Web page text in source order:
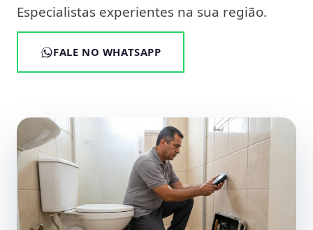
Especialistas experientes na sua região.
FALE NO WHATSAPP